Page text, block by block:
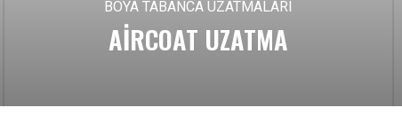
BOYA TABANCA UZATMALARI
AIRCOAT UZATMA